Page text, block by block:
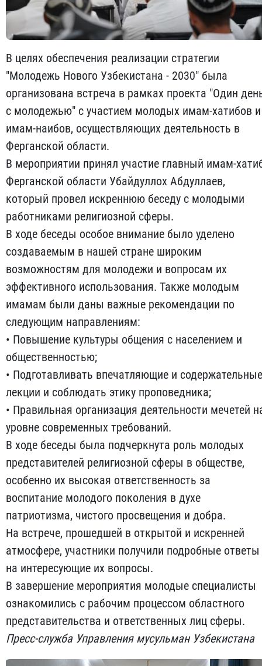
В целях обеспечения реализации стратегии
"Молодежь Нового Узбекистана - 2030" была
организована встреча в рамках проекта "Один
с молодежью" с участием молодых имам-хатибов и
имам-наибов, осуществляющих деятельность в
Ферганской области.
В мероприятии принял участие главный имам-
Ферганской области Убайдуллох Абдуллаев,
который провел искреннюю беседу с молодыми
работниками религиозной сферы.
В ходе беседы особое внимание было уделено
создаваемым в нашей стране широким
возможностям для молодежи и вопросам их
эффективного использования. Также молодым
имамам были даны важные рекомендации по
следующим направлениям:
• Повышение культуры общения с населением и
общественностью;
• Подготавливать впечатляющие и содержательные
лекции и соблюдать этику проповедника;
• Правильная организация деятельности мечетей
уровне современных требований.
В ходе беседы была подчеркнута роль молодых
представителей религиозной сферы в обществе,
особенно их высокая ответственность за
воспитание молодого поколения в духе
патриотизма, чистого просвещения и добра.
На встрече, прошедшей в открытой и искренней
атмосфере, участники получили подробные ответы
на интересующие их вопросы.
В завершение мероприятия молодые специалисты
ознакомились с рабочим процессом областного
представительства и ответственных лиц сферы.
Пресс-служба Управления мусульман Узбекистана